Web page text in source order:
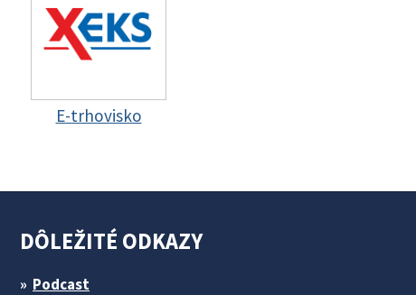
E-trhovisko
DÔLEŽITÉ ODKAZY
Podcast